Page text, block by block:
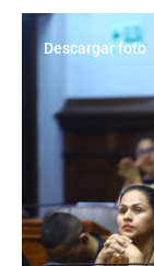
Descargar foto